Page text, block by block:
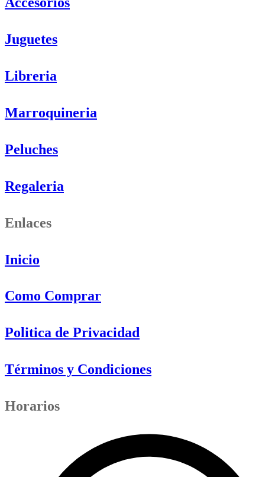
Juguetes
Libreria
Marroquineria
Peluches
Regaleria
Enlaces
Inicio
Como Comprar
Politica de Privacidad
Términos y Condiciones
Horarios